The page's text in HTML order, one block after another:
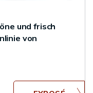
und frisch
von